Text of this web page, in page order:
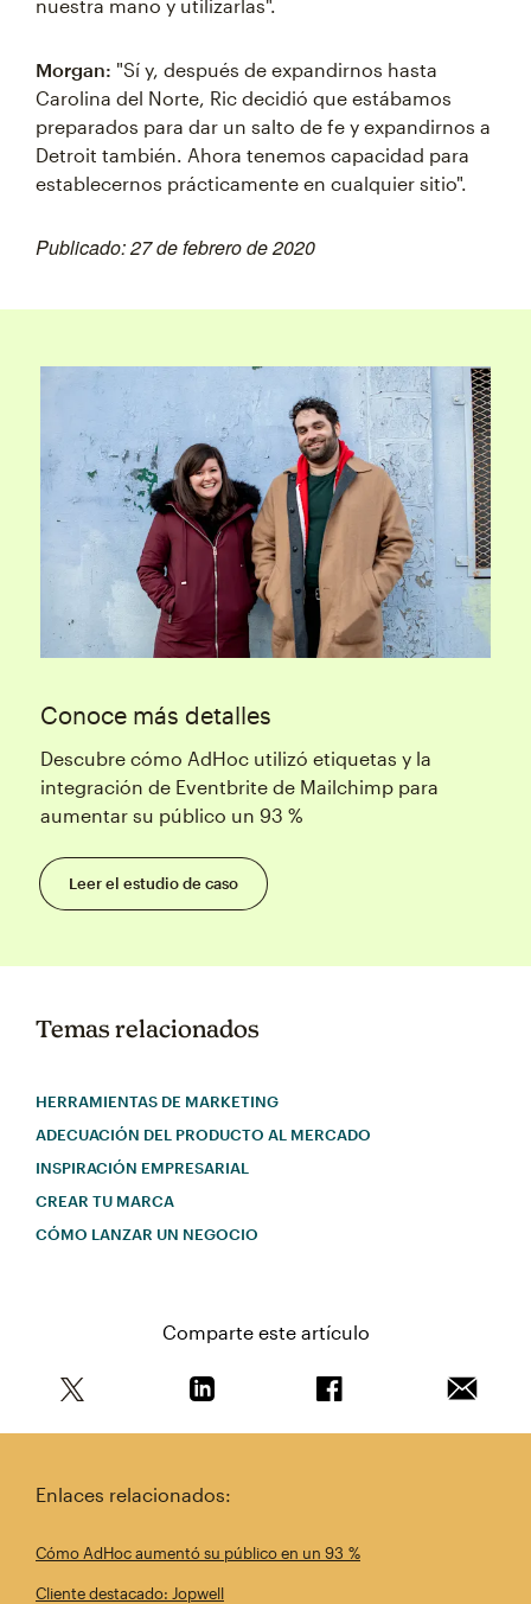
nuestra mano y utilizarlas".
Morgan: "Sí y, después de expandirnos hasta
Carolina del Norte, Ric decidió que estábamos
preparados para dar un salto de fe y expandirnos a
Detroit también. Ahora tenemos capacidad para
establecernos prácticamente en cualquier sitio".
Publicado: 27 de febrero de 2020
Conoce más detalles
Descubre cómo AdHoc utilizó etiquetas y la
integración de Eventbrite de Mailchimp para
aumentar su público un 93 %
Leer el estudio de caso
Temas relacionados
HERRAMIENTAS DE MARKETING
ADECUACIÓN DEL PRODUCTO AL MERCADO
INSPIRACIÓN EMPRESARIAL
CREAR TU MARCA
CÓMO LANZAR UN NEGOCIO
Comparte este artículo
Enlaces relacionados:
Cómo AdHoc aumentó su público en un 93 %
Cliente destacado: Jopwell